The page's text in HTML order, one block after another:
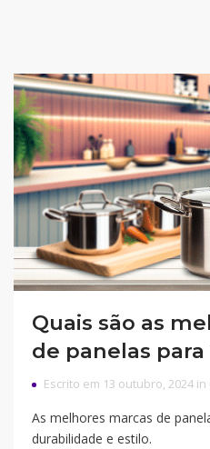
Quais são as
de panelas para
Escrito em 13 outubro, 2024 in
As melhores marcas de
durabilidade e estilo.